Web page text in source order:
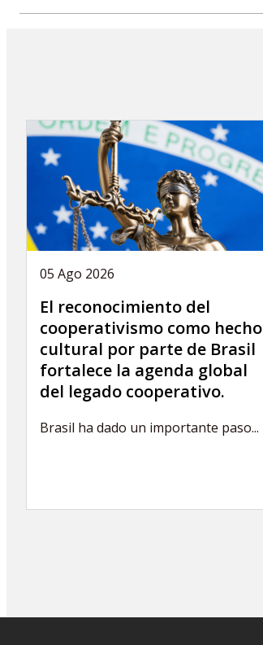
05 Ago 2026
El reconocimiento del
cooperativismo como hecho
cultural por parte de Brasil
fortalece la agenda global
del legado cooperativo.
Brasil ha dado un importante paso...